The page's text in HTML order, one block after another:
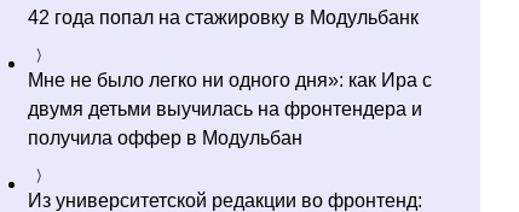
42 года попал на стажировку в Модульбанк
Мне не было легко ни одного дня»: как Ира с
двумя детьми выучилась на фронтендера и
получила оффер в Модульбан
Из университетской редакции во фронтенд: